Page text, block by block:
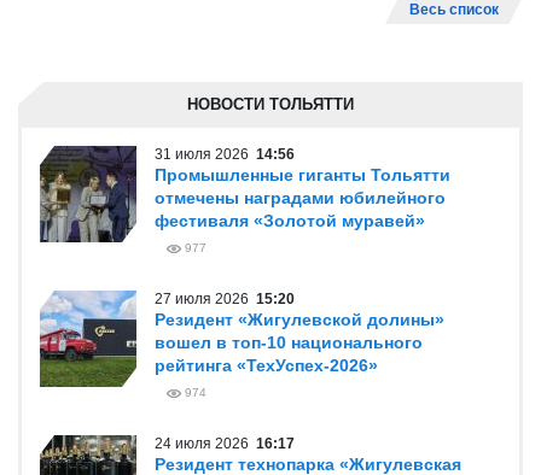
Весь список
НОВОСТИ ТОЛЬЯТТИ
31 июля 2026 14:56
Промышленные гиганты Тольятти
отмечены наградами юбилейного
фестиваля «Золотой муравей»
977
27 июля 2026 15:20
Резидент «Жигулевской долины»
вошел в топ-10 национального
рейтинга «ТехУспех-2026»
974
24 июля 2026 16:17
Резидент технопарка «Жигулевская